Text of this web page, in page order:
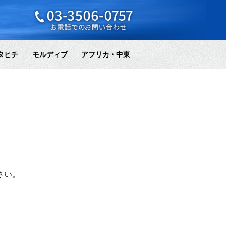
ヒチ モルディブ アフリカ・中東
。